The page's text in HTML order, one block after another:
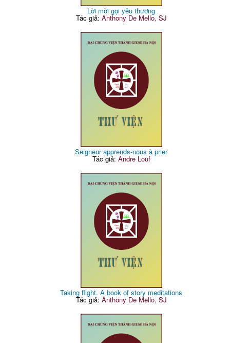
Lời mời gọi yêu thương
Tác giả: Anthony De Mello, SJ
Seigneur apprends-nous à prier
Tác giả: Andre Louf
Taking flight. A book of story meditations
Tác giả: Anthony De Mello, SJ